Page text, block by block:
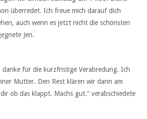
überredet. Ich freue mich darauf dich
auch wenn es jetzt nicht die schönsten
Jen.
danke für die kurzfristige Verabredung. Ich
Mutter. Den Rest klären wir dann am
ob das klappt. Machs gut.“ verabschiedete